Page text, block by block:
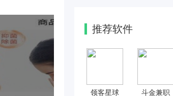
推荐软件
领客星球 斗金兼职